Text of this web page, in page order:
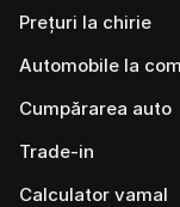
Prețuri la chirie
Automobile la
Cumpărarea auto
Trade-in
Calculator vamal